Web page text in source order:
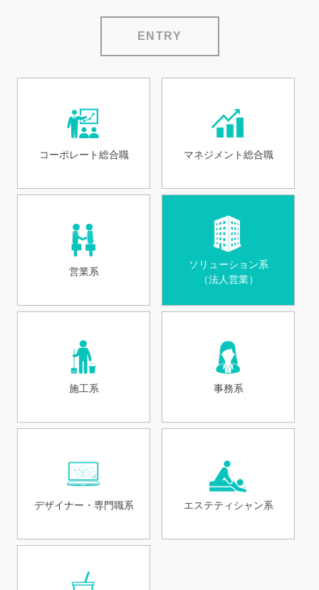
ENTRY
コーポレート総合職 マネジメント総合職
営業系
ソリューション系
（法人営業）
施工系 事務系
デザイナー・専門職系 エステティシャン系